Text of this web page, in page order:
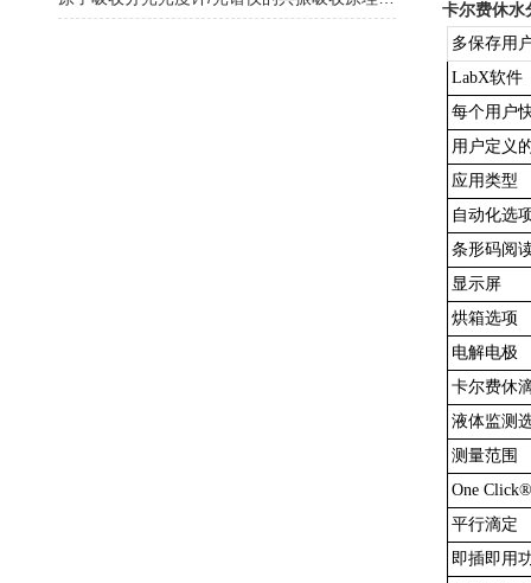
卡尔费休水
多保存用
LabX软件
每个用户
用户定义
应用类型
自动化选
条形码阅
显示屏
烘箱选项
电解电极
卡尔费休
液体监测
测量范围
One
平行滴定
即插即用